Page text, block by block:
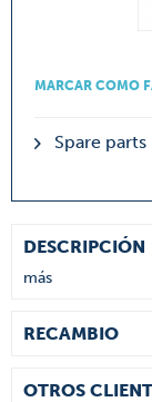
MARCAR COMO
Spare
DESCRIPCIÓN
más
RECAMBIO
OTROS